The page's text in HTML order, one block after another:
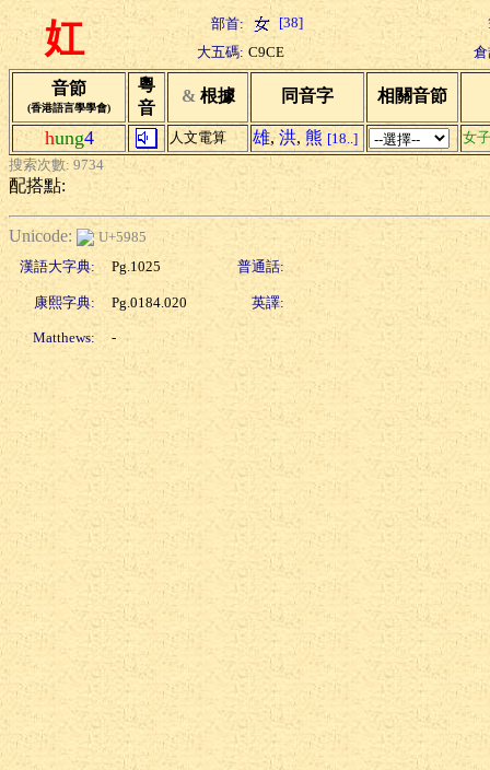
妅 部首: [38]
大五碼: C9CE
音節
(香港語言學學會)
粵
音
& 根據 同音字 相關音節
hung4 人文電算 雄, 洪, 熊 [18..]
女
搜索次數: 9734
配搭點:
Unicode:
U+5985
漢語大字典:
Pg.1025 普通話:
康熙字典: Pg.0184.020 英譯:
Matthews: -